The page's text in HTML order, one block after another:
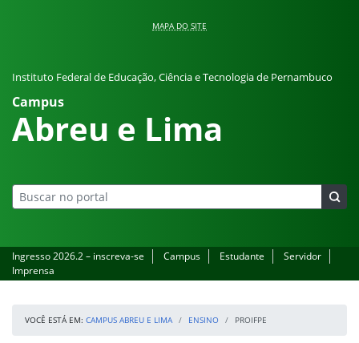
MAPA DO SITE
Instituto Federal de Educação, Ciência e Tecnologia de Pernambuco
Campus
Abreu e Lima
Ingresso 2026.2 – inscreva-se Campus Estudante
Servidor
Imprensa
VOCÊ ESTÁ EM: CAMPUS ABREU E LIMA ENSINO PROIFPE